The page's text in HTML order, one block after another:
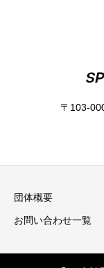
〒103-
団体概要
お問い合わせ一覧